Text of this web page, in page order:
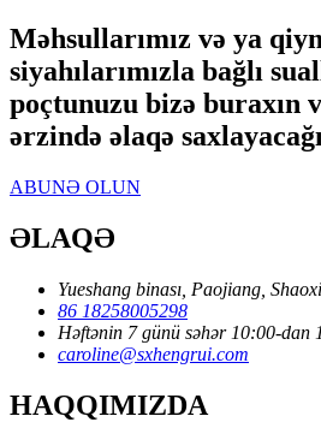
Məhsullarımız və ya
siyahılarımızla bağlı
poçtunuzu bizə buraxın
ərzində əlaqə
ABUNƏ OLUN
ƏLAQƏ
Yueshang binası, Paojiang,
86 18258005298
Həftənin 7 günü səhər 10:00-dan
caroline@sxhengrui.com
HAQQIMIZDA